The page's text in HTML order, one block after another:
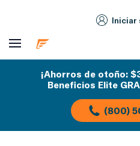
Iniciar
¡Ahorros de otoño:
Beneficios Elite
(800)